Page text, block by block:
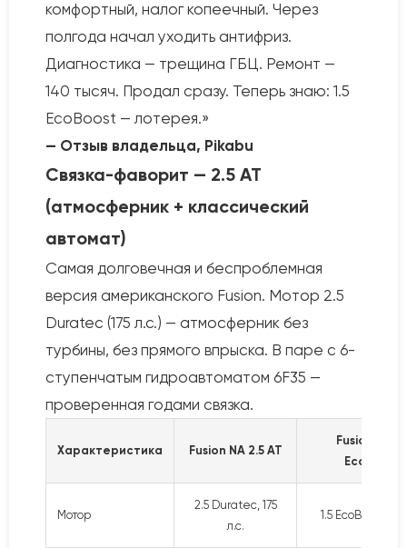
комфортный, налог копеечный. Через
полгода начал уходить антифриз.
Диагностика — трещина ГБЦ. Ремонт —
140 тысяч. Продал сразу. Теперь знаю: 1.5
EcoBoost — лотерея.»
— Отзыв владельца, Pikabu
Связка-фаворит — 2.5 AT
(атмосферник + классический
автомат)
Самая долговечная и беспроблемная
версия американского Fusion. Мотор 2.5
Duratec (175 л.с.) — атмосферник без
турбины, без прямого впрыска. В паре с 6-
ступенчатым гидроавтоматом 6F35 —
проверенная годами связка.
Характеристика Fusion NA 2.5 AT
Fusion NA
EcoBoost
Мотор
2.5 Duratec, 175
л.с.
1.5 EcoBoost, 181